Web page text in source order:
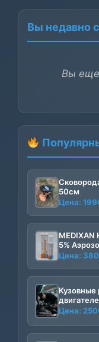
Вы недавно
Вы еще
50см
Цена:
5%
Цена: 380
Кузовные
Цена: